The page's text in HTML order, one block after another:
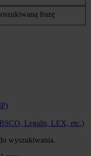
frazę
Legalis, LEX, etc.)
wyszukiwania.